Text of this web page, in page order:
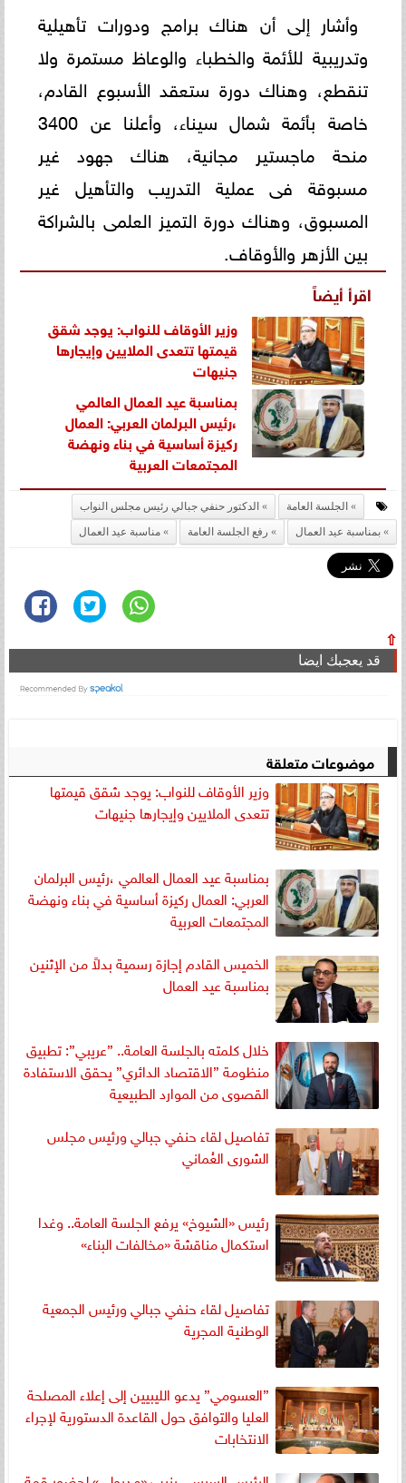
وأشار إلى أن هناك برامج ودورات تأهيلية
وتدريبية للأئمة والخطباء والوعاظ مستمرة ولا
تنقطع، وهناك دورة ستعقد الأسبوع القادم،
خاصة بأئمة شمال سيناء، وأعلنا عن 3400
منحة ماجستير مجانية، هناك جهود غير
مسبوقة فى عملية التدريب والتأهيل غير
المسبوق، وهناك دورة التميز العلمى بالشراكة
بين الأزهر والأوقاف.
اقرأ أيضاً
وزير الأوقاف للنواب: يوجد شقق
قيمتها تتعدى الملايين وإيجارها
جنيهات
بمناسبة عيد العمال العالمي
،رئيس البرلمان العربي: العمال
ركيزة أساسية في بناء ونهضة
المجتمعات العربية
الجلسة العامة
الدكتور حنفي جبالي رئيس مجلس النواب
بمناسبة عيد العمال
رفع الجلسة العامة مناسبة عيد العمال
⇧
قد يعجبك ايضا
موضوعات متعلقة
وزير الأوقاف للنواب: يوجد شقق قيمتها
تتعدى الملايين وإيجارها جنيهات
بمناسبة عيد العمال العالمي ،رئيس البرلمان
العربي: العمال ركيزة أساسية في بناء ونهضة
المجتمعات العربية
الخميس القادم إجازة رسمية بدلاً من الإثنين
بمناسبة عيد العمال
خلال كلمته بالجلسة العامة.. ”عريبي”: تطبيق
منظومة ”الاقتصاد الدائري” يحقق الاستفادة
القصوى من الموارد الطبيعية
تفاصيل لقاء حنفي جبالي ورئيس مجلس
الشورى العُماني
رئيس «الشيوخ» يرفع الجلسة العامة.. وغدا
استكمال مناقشة «مخالفات البناء»
تفاصيل لقاء حنفي جبالي ورئيس الجمعية
الوطنية المجرية
”العسومي” يدعو الليبيين إلى إعلاء المصلحة
العليا والتوافق حول القاعدة الدستورية لإجراء
الانتخابات